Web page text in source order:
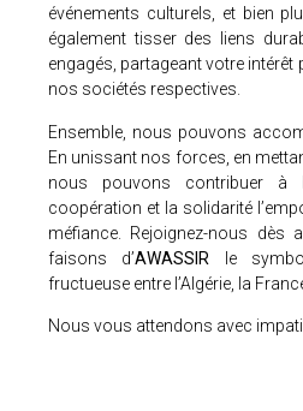
événements culturels, et bien
également tisser des liens
engagés, partageant votre intérêt
nos sociétés respectives.
Ensemble, nous pouvons
En unissant nos forces, en
nous pouvons contribuer
coopération et la solidarité
méfiance. Rejoignez-nous dès
faisons d’AWASSIR le
fructueuse entre l’Algérie, la
Nous vous attendons avec